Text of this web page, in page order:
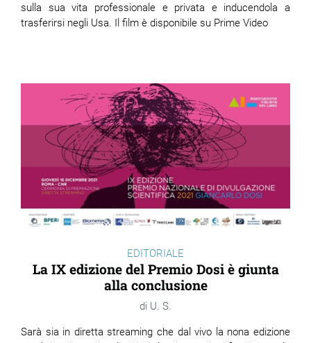
sulla sua vita professionale e privata e inducendola a
trasferirsi negli Usa. Il film è disponibile su Prime Video
EDITORIALE
La IX edizione del Premio Dosi è giunta
alla conclusione
U. S.
Sarà sia in diretta streaming che dal vivo la nona edizione